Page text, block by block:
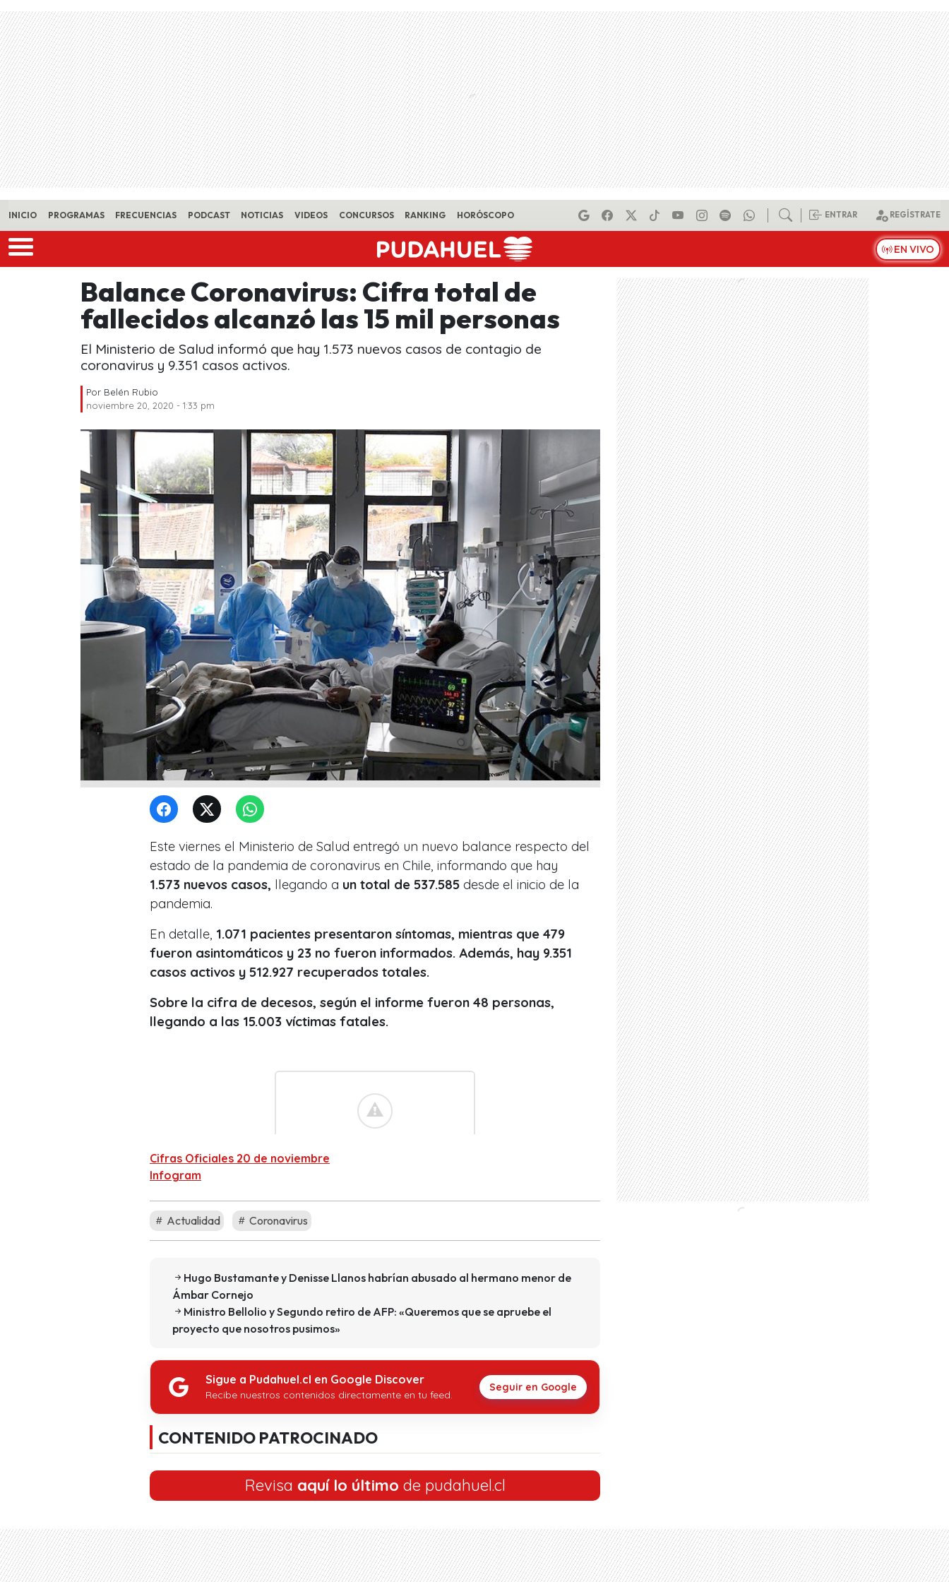
Skip to main content
INICIO PROGRAMAS FRECUENCIAS PODCAST NOTICIAS VIDEOS CONCURSOS RANKING HORÓSCOPO ENTRAR REGÍSTRATE
EN VIVO
Balance Coronavirus: Cifra total de
fallecidos alcanzó las 15 mil personas
El Ministerio de Salud informó que hay 1.573 nuevos casos de contagio de
coronavirus y 9.351 casos activos.
Por Belén Rubio
noviembre 20, 2020 - 1:33 pm
Este viernes el Ministerio de Salud entregó un nuevo balance respecto del
estado de la pandemia de coronavirus en Chile, informando que hay
1.573 nuevos casos, llegando a un total de 537.585 desde el inicio de la
pandemia.
En detalle, 1.071 pacientes presentaron síntomas, mientras que 479
fueron asintomáticos y 23 no fueron informados. Además, hay 9.351
casos activos y 512.927 recuperados totales.
Sobre la cifra de decesos, según el informe fueron 48 personas,
llegando a las 15.003 víctimas fatales.
Cifras Oficiales 20 de noviembre
Infogram
Actualidad Coronavirus
Hugo Bustamante y Denisse Llanos habrían abusado al hermano menor de
Ámbar Cornejo
Ministro Bellolio y Segundo retiro de AFP: «Queremos que se apruebe el
proyecto que nosotros pusimos»
Sigue a Pudahuel.cl en Google Discover
Recibe nuestros contenidos directamente en tu feed.
Seguir en Google
CONTENIDO PATROCINADO
Revisa aquí lo último de pudahuel.cl